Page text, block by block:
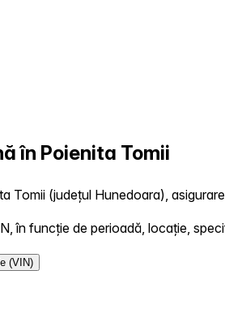
în Poienita Tomii
Tomii (județul Hunedoara),
în funcție de perioadă, locație,
(VIN)